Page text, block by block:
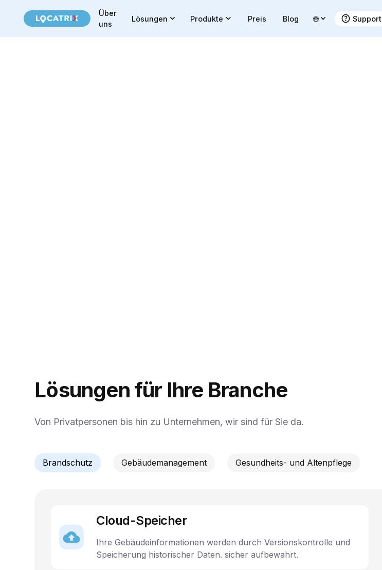
Über
uns
Lösungen Produkte Preis Blog 🌐 Support
Lösungen für Ihre Branche
Von Privatpersonen bis hin zu Unternehmen, wir sind für Sie da.
Brandschutz Gebäudemanagement Gesundheits- und Altenpflege
Cloud-Speicher
Ihre Gebäudeinformationen werden durch Versionskontrolle und
Speicherung historischer Daten. sicher aufbewahrt.